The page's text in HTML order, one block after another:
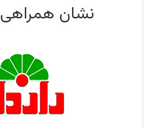
نشان همراهی